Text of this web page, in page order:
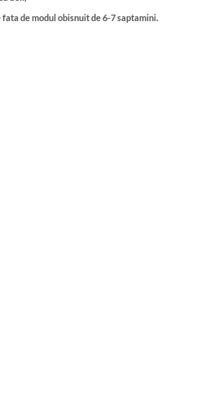
de modul obisnuit de 6-7 saptamini.